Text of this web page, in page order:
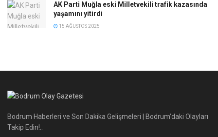
AK Parti Muğla eski Milletvekili trafik kazasında
yaşamını yitirdi
15 AĞUSTOS 2025
Bodrum Haberleri ve Son Dakika Gelişmeleri | Bodrum’daki Olayları
Takip Edin!..